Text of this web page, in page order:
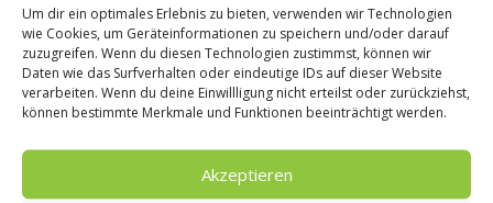
Um dir ein optimales Erlebnis zu bieten, verwenden wir Technologien
wie Cookies, um Geräteinformationen zu speichern und/oder darauf
zuzugreifen. Wenn du diesen Technologien zustimmst, können wir
Daten wie das Surfverhalten oder eindeutige IDs auf dieser Website
verarbeiten. Wenn du deine Einwillligung nicht erteilst oder zurückziehst,
können bestimmte Merkmale und Funktionen beeinträchtigt werden.
Akzeptieren
Ähnliche Beiträge